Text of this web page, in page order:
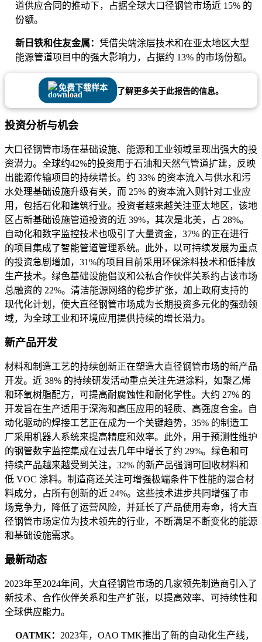
道供应合同的推动下，占据全球大口径钢管市场近 15% 的
份额。
新日铁和住友金属： 凭借尖端涂层技术和在亚太地区大型
能源管道项目中的强大影响力，占据约 13% 的市场份额。
免费下载样本 了解更多关于此报告的信息。
投资分析与机会
大口径钢管市场在基础设施、能源和工业领域呈现出强大的投
资潜力。全球约42%的投资用于石油和天然气管道扩建，反映
出能源传输项目的持续增长。约 33% 的资本流入与供水和污
水处理基础设施升级有关，而 25% 的资本流入则针对工业应
用，包括石化和建筑行业。投资者越来越关注亚太地区，该地
区占新基础设施管道投资的近 39%，其次是北美，占 28%。
自动化和数字监控技术也吸引了大量资金，37% 的正在进行
的项目集成了智能管道管理系统。此外，以可持续发展为重点
的投资急剧增加，31%的项目目前采用环保涂料技术和低排放
生产技术。绿色基础设施倡议和公私合作伙伴关系约占该市场
总融资的 22%。清洁能源网络的稳步扩张，加上政府支持的
现代化计划，使大直径钢管市场成为长期投资多元化的强劲领
域，为全球工业和环境应用提供持续的增长潜力。
新产品开发
材料和制造工艺的持续创新正在塑造大直径钢管市场的新产品
开发。近 38% 的持续研发活动重点关注先进涂料，如聚乙烯
和环氧树脂配方，可提高耐腐蚀性和耐化学性。大约 27% 的
开发旨在生产适用于深海和高压应用的轻质、高强度合金。自
动化驱动的焊接工艺正在成为一个关键趋势，35% 的制造工
厂采用机器人系统来提高精度和效率。此外，用于预测性维护
的钢管数字监控集成在过去几年中增长了约 29%。绿色和可
持续产品越来越受到关注，32% 的新产品强调可回收材料和
低 VOC 涂料。制造商还关注可增强极端条件下性能的混合材
料成分，占所有创新的近 24%。这些技术进步共同增强了市
场竞争力，降低了运营风险，并延长了产品使用寿命，将大直
径钢管市场定位为技术领先的行业，不断满足不断变化的能源
和基础设施需求。
最新动态
2023年至2024年间，大直径钢管市场的几家领先制造商引入了
新技术、合作伙伴关系和生产扩张，以提高效率、可持续性和
全球供应能力。
OATMK： 2023年，OAO TMK推出了新的自动化生产线，